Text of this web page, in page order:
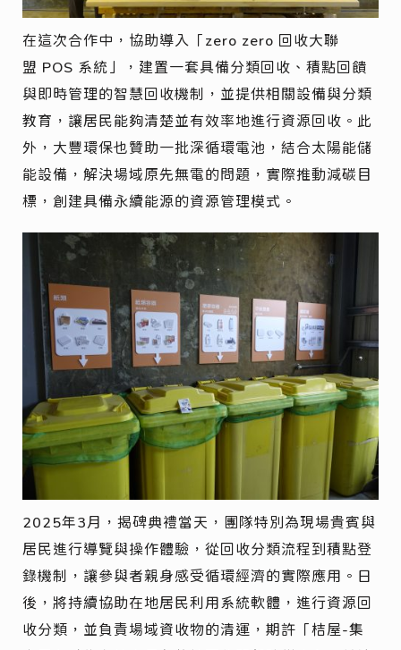
在這次合作中，協助導入「zero zero 回收大聯
盟 POS 系統」，建置一套具備分類回收、積點回饋
與即時管理的智慧回收機制，並提供相關設備與分類
教育，讓居民能夠清楚並有效率地進行資源回收。此
外，大豐環保也贊助一批深循環電池，結合太陽能儲
能設備，解決場域原先無電的問題，實際推動減碳目
標，創建具備永續能源的資源管理模式。
2025年3月，揭碑典禮當天，團隊特別為現場貴賓與
居民進行導覽與操作體驗，從回收分類流程到積點登
錄機制，讓參與者親身感受循環經濟的實際應用。日
後，將持續協助在地居民利用系統軟體，進行資源回
收分類，並負責場域資收物的清運，期許「桔屋-集